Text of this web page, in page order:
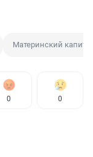
Материнский
0 0